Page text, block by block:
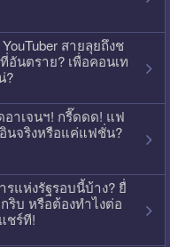
สายลุยถึงช
อันตราย? เพื่อคอนเท
?
อาเจนฯ! กรี๊ดดด! แฟ
นจริงหรือแค่แฟชั่น?
แห่งรัฐรอบนี้บ้าง? ยื่
ริบ หรือต้องทำไงต่อ
ชร์ที!